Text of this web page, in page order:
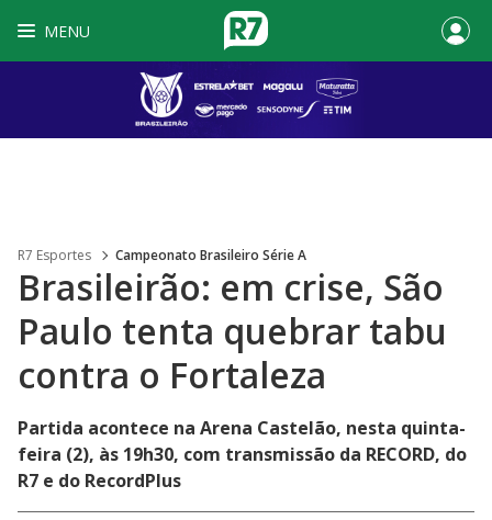
MENU
R7 Esportes Campeonato Brasileiro Série A
Brasileirão: em crise, São
Paulo tenta quebrar tabu
contra o Fortaleza
Partida acontece na Arena Castelão, nesta quinta-
feira (2), às 19h30, com transmissão da RECORD, do
R7 e do RecordPlus